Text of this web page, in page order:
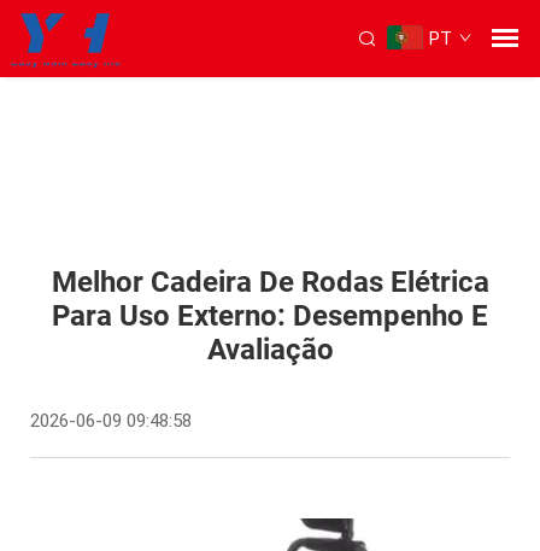
PT
Melhor Cadeira De Rodas Elétrica
Para Uso Externo: Desempenho E
Avaliação
2026-06-09 09:48:58